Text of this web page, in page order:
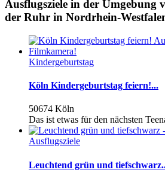
Ausflugsziele in der Umgebung
der Ruhr in Nordrhein-
Kindergeburtstag
Köln Kindergeburtstag feiern!...
50674 Köln
Das ist etwas für den nächsten
Ausflugsziele
Leuchtend grün und